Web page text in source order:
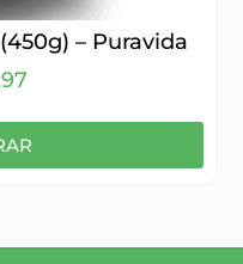
– Puravida